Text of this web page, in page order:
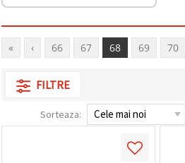
« ‹ 66 67 68 69 70
FILTRE
Sorteaza: